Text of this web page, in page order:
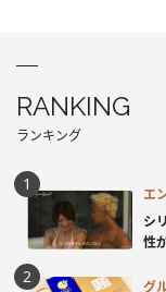
RANKING
ランキング
エ
シ
性
グ